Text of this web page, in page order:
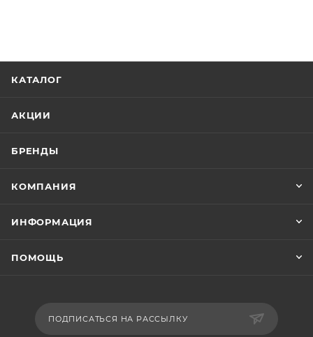
КАТАЛОГ
АКЦИИ
БРЕНДЫ
КОМПАНИЯ
ИНФОРМАЦИЯ
ПОМОЩЬ
ПОДПИСАТЬСЯ НА РАССЫЛКУ